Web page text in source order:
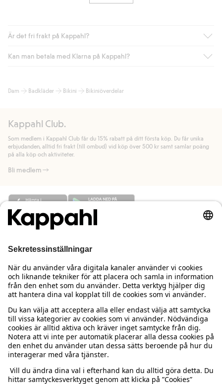
Är det fri frakt på Kappahl?
Är du medlem i Kappahl Club har du alltid gratis frakt till butik
automatik efter du loggat in och identifierats som medlem.
handlar för.
Läs mer
Kan man betala med Klarna på Kappahl?
bland annat faktura och swish men även andra betalningssätt.
allmänna villkor.
Läs mer
Dam Badkläder Bikini Bikiniöverdelar
Kappahl Club.
Som medlem i Kappahl Club får du 15% rabatt på ditt första köp. Du får unika
erbjudanden, alltid fri frakt (till ombud) vid köp över 500 kr samt samlar poäng
på alla köp och aktiviteter.
Bli medlem
Behöver du hjälp?
Kundservice
Vanliga frågor
Beställning & retur
Kontakta oss
Hitta butik
Kappahl Club
Logga in
Kappahl Club
Medlemsvillkor
Om oss
Om Kappahl Group
Villkor & policy
Köpvillkor Sverige
Mer från oss